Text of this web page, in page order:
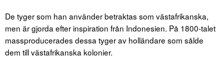
De tyger som han använder betraktas som västafrikanska,
men är gjorda efter inspiration från Indonesien. På 1800-talet
massproducerades dessa tyger av holländare som sålde
dem till västafrikanska kolonier.